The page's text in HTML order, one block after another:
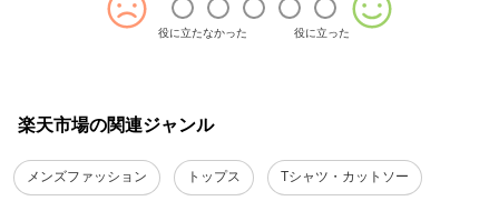
役に立たなかった 役に立った
楽天市場の関連ジャンル
メンズファッション トップス Tシャツ・カットソー